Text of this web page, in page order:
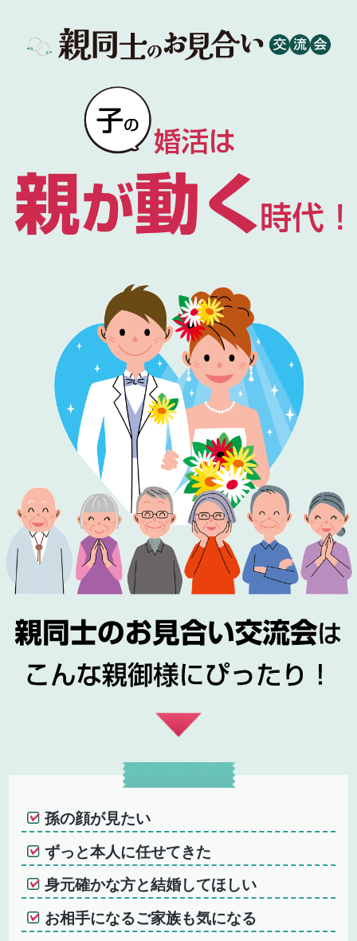
孫の顔が見たい
ずっと本人に任せてきた
身元確かな方と結婚してほしい
お相手になるご家族も気になる